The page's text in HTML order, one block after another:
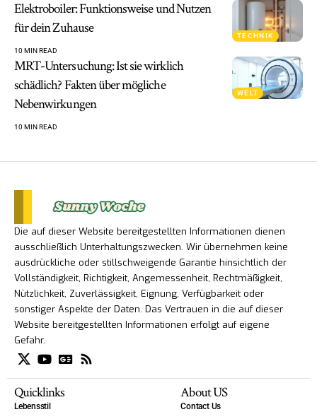
TECHNIK
Elektroboiler: Funktionsweise und Nutzen
für dein Zuhause
10 MIN READ
WELT
MRT-Untersuchung: Ist sie wirklich
schädlich? Fakten über mögliche
Nebenwirkungen
10 MIN READ
Die auf dieser Website bereitgestellten Informationen dienen
ausschließlich Unterhaltungszwecken. Wir übernehmen keine
ausdrückliche oder stillschweigende Garantie hinsichtlich der
Vollständigkeit, Richtigkeit, Angemessenheit, Rechtmäßigkeit,
Nützlichkeit, Zuverlässigkeit, Eignung, Verfügbarkeit oder
sonstiger Aspekte der Daten. Das Vertrauen in die auf dieser
Website bereitgestellten Informationen erfolgt auf eigene
Gefahr.
Quicklinks
Lebensstil
About US
Contact Us